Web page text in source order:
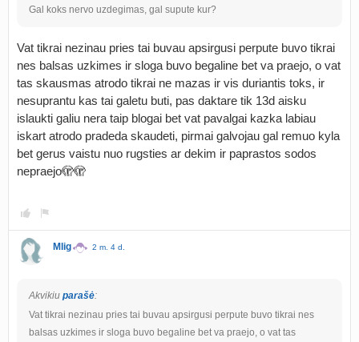
Gal koks nervo uzdegimas, gal supute kur?
Vat tikrai nezinau pries tai buvau apsirgusi perpute buvo tikrai
nes balsas uzkimes ir sloga buvo begaline bet va praejo, o vat
tas skausmas atrodo tikrai ne mazas ir vis duriantis toks, ir
nesuprantu kas tai galetu buti, pas daktare tik 13d aisku
islaukti galiu nera taip blogai bet vat pavalgai kazka labiau
iskart atrodo pradeda skaudeti, pirmai galvojau gal remuo kyla
bet gerus vaistu nuo rugsties ar dekim ir paprastos sodos
nepraejo🫣🫣
Mlig 2 m. 4 d.
Akvikiu parašė:
Vat tikrai nezinau pries tai buvau apsirgusi perpute buvo tikrai nes
balsas uzkimes ir sloga buvo begaline bet va praejo, o vat tas